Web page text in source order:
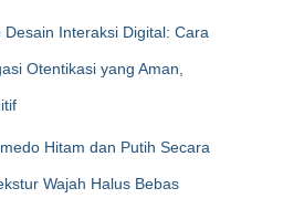
Desain Interaksi Digital: Cara
Otentikasi yang Aman,
Hitam dan Putih Secara
Wajah Halus Bebas